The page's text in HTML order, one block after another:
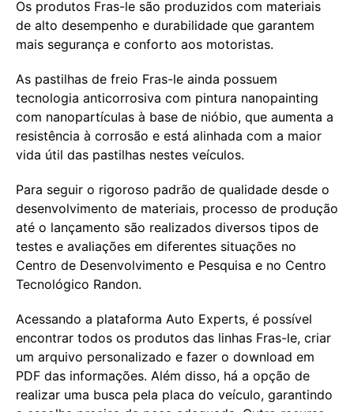
Os produtos Fras-le são produzidos com materiais
de alto desempenho e durabilidade que garantem
mais segurança e conforto aos motoristas.
As pastilhas de freio Fras-le ainda possuem
tecnologia anticorrosiva com pintura nanopainting
com nanopartículas à base de nióbio, que aumenta a
resistência à corrosão e está alinhada com a maior
vida útil das pastilhas nestes veículos.
Para seguir o rigoroso padrão de qualidade desde o
desenvolvimento de materiais, processo de produção
até o lançamento são realizados diversos tipos de
testes e avaliações em diferentes situações no
Centro de Desenvolvimento e Pesquisa e no Centro
Tecnológico Randon.
Acessando a plataforma Auto Experts, é possível
encontrar todos os produtos das linhas Fras-le, criar
um arquivo personalizado e fazer o download em
PDF das informações. Além disso, há a opção de
realizar uma busca pela placa do veículo, garantindo